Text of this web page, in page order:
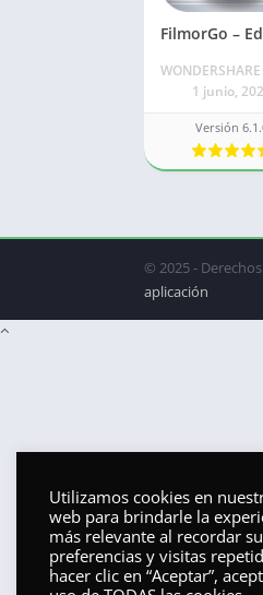
1 junio,
Versión
© 2025 -
aplicación
Utilizamos cookies en
web para brindarle la
más relevante al recordar
preferencias y visitas
hacer clic en “Aceptar”,